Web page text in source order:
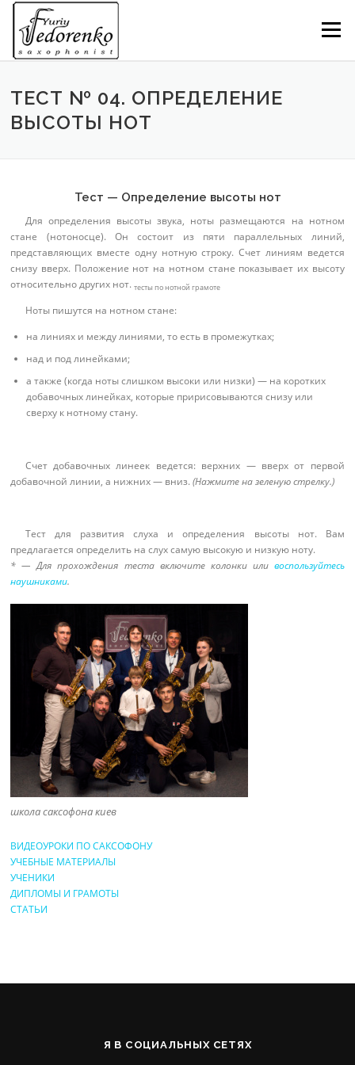
Перейти
содержимому
Меню
ТЕСТ № 04. ОПРЕДЕЛЕНИЕ
ВЫСОТЫ НОТ
Тест — Определение высоты нот
Для определения высоты звука, ноты размещаются на нотном
стане (нотоносце). Он состоит из пяти параллельных линий,
представляющих вместе одну нотную строку. Счет линиям ведется
снизу вверх. Положение нот на нотном стане показывает их высоту
относительно других нот.тесты по нотной грамоте
Ноты пишутся на нотном стане:
на линиях и между линиями, то есть в промежутках;
над и под линейками;
а также (когда ноты слишком высоки или низки) — на коротких
добавочных линейках, которые пририсовываются снизу или
сверху к нотному стану.
Счет добавочных линеек ведется: верхних — вверх от первой
добавочной линии, а нижних — вниз.(Нажмите на зеленую стрелку.)
Тест для развития слуха и определения высоты нот. Вам
предлагается определить на слух самую высокую и низкую ноту.
* — Для прохождения теста включите колонки или воспользуйтесь
наушниками.
школа саксофона киев
ВИДЕОУРОКИ ПО САКСОФОНУ
УЧЕБНЫЕ МАТЕРИАЛЫ
УЧЕНИКИ
ДИПЛОМЫ И ГРАМОТЫ
СТАТЬИ
Я В СОЦИАЛЬНЫХ СЕТЯХ